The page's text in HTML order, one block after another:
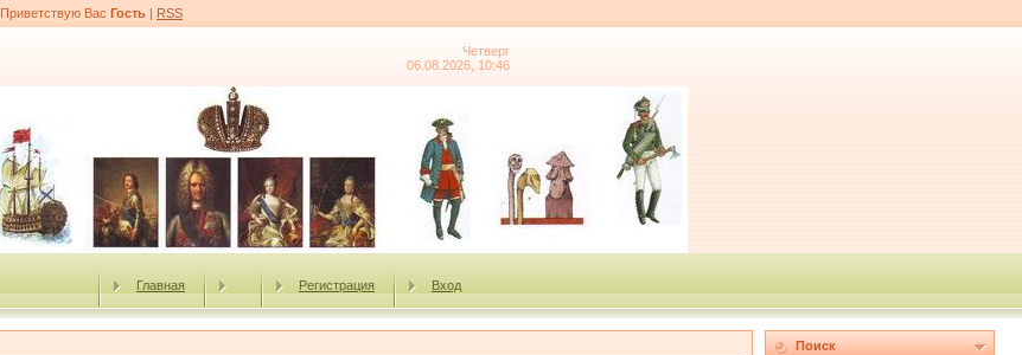
Приветствую Вас Гость | RSS
Четверг
06.08.2026, 10:46
Главная Регистрация Вход
Поиск